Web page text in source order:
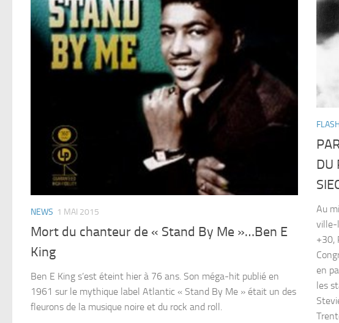
NEWS 1 MAI 2015
Mort du chanteur de « Stand By Me »…Ben E
King
Ben E King s’est éteint hier à 76 ans. Son méga-hit publié en
1961 sur le mythique label Atlantic « Stand By Me » était un des
fleurons de la musique noire et du rock and roll.
DU
Au
ville-
+30,
en
les